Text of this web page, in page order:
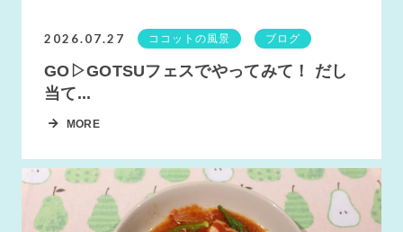
2026.07.27 ココットの風景 ブログ
GO▷GOTSUフェスでやってみて！ だし
当て...
MORE